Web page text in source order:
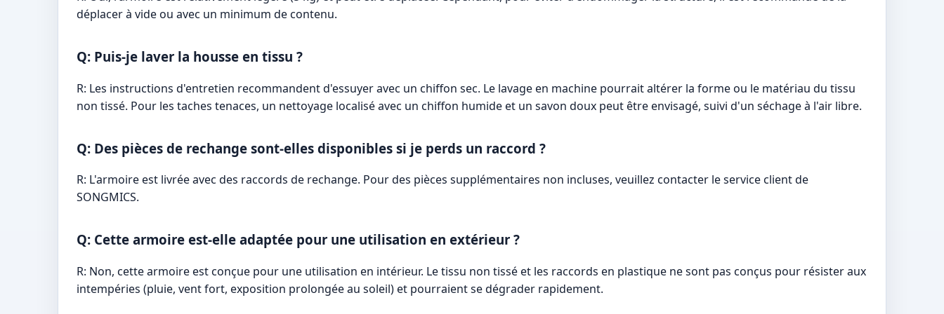
déplacer à vide ou avec un minimum de contenu.
Q: Puis-je laver la housse en tissu ?
R: Les instructions d'entretien recommandent d'essuyer avec un chiffon sec. Le lavage en machine pourrait altérer la forme ou le matériau du tissu
non tissé. Pour les taches tenaces, un nettoyage localisé avec un chiffon humide et un savon doux peut être envisagé, suivi d'un séchage à l'air libre.
Q: Des pièces de rechange sont-elles disponibles si je perds un raccord ?
R: L'armoire est livrée avec des raccords de rechange. Pour des pièces supplémentaires non incluses, veuillez contacter le service client de
SONGMICS.
Q: Cette armoire est-elle adaptée pour une utilisation en extérieur ?
R: Non, cette armoire est conçue pour une utilisation en intérieur. Le tissu non tissé et les raccords en plastique ne sont pas conçus pour résister aux
intempéries (pluie, vent fort, exposition prolongée au soleil) et pourraient se dégrader rapidement.